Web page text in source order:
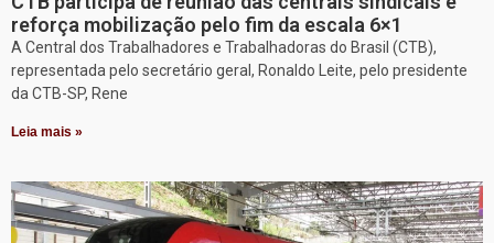
reforça mobilização pelo fim da escala 6×1
A Central dos Trabalhadores e Trabalhadoras do Brasil (CTB),
representada pelo secretário geral, Ronaldo Leite, pelo presidente
da CTB-SP, Rene
Leia mais »